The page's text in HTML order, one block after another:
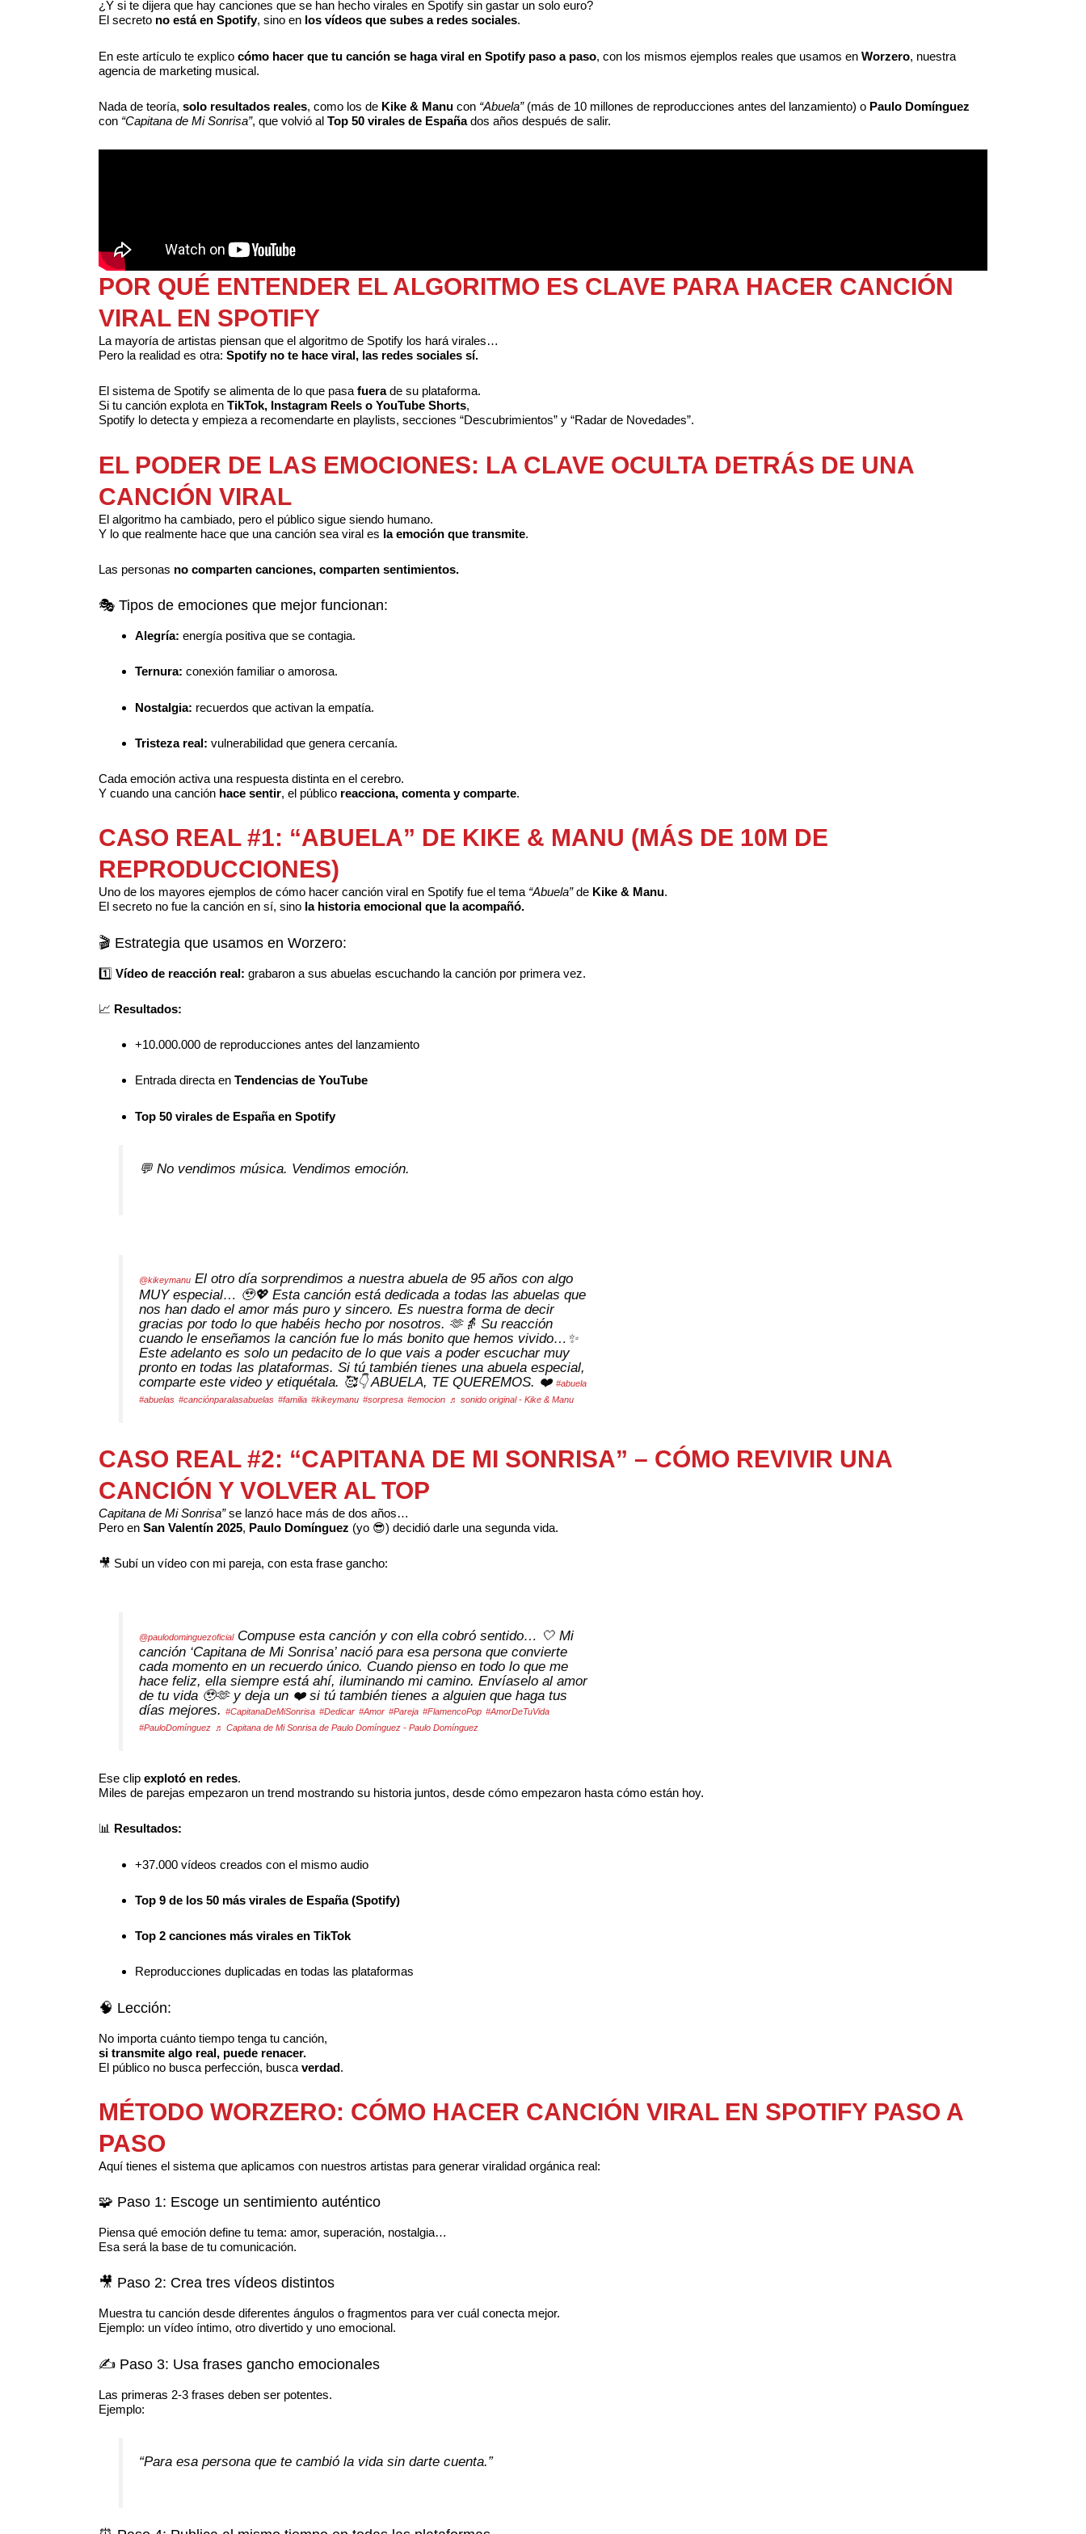
¿Y si te dijera que hay canciones que se han hecho virales en Spotify sin gastar un solo euro?
El secreto no está en Spotify, sino en los vídeos que subes a redes sociales.
En este artículo te explico cómo hacer que tu canción se haga viral en Spotify paso a paso, con los mismos ejemplos reales que usamos en Worzero, nuestra
agencia de marketing musical.
Nada de teoría, solo resultados reales, como los de Kike & Manu con “Abuela”(más de 10 millones de reproducciones antes del lanzamiento) o Paulo Domínguez
con “Capitana de Mi Sonrisa”, que volvió al Top 50 virales de Españados años después de salir.
POR QUÉ ENTENDER EL ALGORITMO ES CLAVE PARA HACER CANCIÓN
VIRAL EN SPOTIFY
La mayoría de artistas piensan que el algoritmo de Spotify los hará virales…
Pero la realidad es otra: Spotify no te hace viral, las redes sociales sí.
El sistema de Spotify se alimenta de lo que pasafuerade su plataforma.
Si tu canción explota en TikTok, Instagram Reels o YouTube Shorts,
Spotify lo detecta y empieza a recomendarte en playlists, secciones “Descubrimientos” y “Radar de Novedades”.
EL PODER DE LAS EMOCIONES: LA CLAVE OCULTA DETRÁS DE UNA
CANCIÓN VIRAL
El algoritmo ha cambiado, pero el público sigue siendo humano.
Y lo que realmente hace que una canción sea viral es la emoción que transmite.
Las personas no comparten canciones, comparten sentimientos.
🎭 Tipos de emociones que mejor funcionan:
Alegría: energía positiva que se contagia.
Ternura: conexión familiar o amorosa.
Nostalgia: recuerdos que activan la empatía.
Tristeza real: vulnerabilidad que genera cercanía.
Cada emoción activa una respuesta distinta en el cerebro.
Y cuando una canción hace sentir, el público reacciona, comenta y comparte.
CASO REAL #1: “ABUELA” DE KIKE & MANU (MÁS DE 10M DE
REPRODUCCIONES)
Uno de los mayores ejemplos de cómo hacer canción viral en Spotify fue el tema “Abuela”de Kike & Manu.
El secreto no fue la canción en sí, sino la historia emocional que la acompañó.
🎬 Estrategia que usamos en Worzero:
1️⃣ Vídeo de reacción real: grabaron a sus abuelas escuchando la canción por primera vez.
📈 Resultados:
+10.000.000 de reproducciones antes del lanzamiento
Entrada directa en Tendencias de YouTube
Top 50 virales de España en Spotify
💬 No vendimos música. Vendimos emoción.
@kikeymanuEl otro día sorprendimos a nuestra abuela de 95 años con algo
MUY especial… 🥹💖 Esta canción está dedicada a todas las abuelas que
nos han dado el amor más puro y sincero. Es nuestra forma de decir
gracias por todo lo que habéis hecho por nosotros. 🫶👵 Su reacción
cuando le enseñamos la canción fue lo más bonito que hemos vivido…✨
Este adelanto es solo un pedacito de lo que vais a poder escuchar muy
pronto en todas las plataformas. Si tú también tienes una abuela especial,
comparte este video y etiquétala. 🥰👇 ABUELA, TE QUEREMOS. ❤️ #abuela
#abuelas #canciónparalasabuelas #familia #kikeymanu #sorpresa #emocion ♬ sonido original - Kike & Manu
CASO REAL #2: “CAPITANA DE MI SONRISA” – CÓMO REVIVIR UNA
CANCIÓN Y VOLVER AL TOP
Capitana de Mi Sonrisa”se lanzó hace más de dos años…
Pero en San Valentín 2025, Paulo Domínguez (yo 😎) decidió darle una segunda vida.
🎥 Subí un vídeo con mi pareja, con esta frase gancho:
@paulodominguezoficialCompuse esta canción y con ella cobró sentido… 🤍 Mi
canción ‘Capitana de Mi Sonrisa’ nació para esa persona que convierte
cada momento en un recuerdo único. Cuando pienso en todo lo que me
hace feliz, ella siempre está ahí, iluminando mi camino. Envíaselo al amor
de tu vida 🥹🫶 y deja un ❤️ si tú también tienes a alguien que haga tus
días mejores. #CapitanaDeMiSonrisa #Dedicar #Amor #Pareja #FlamencoPop #AmorDeTuVida
#PauloDomínguez
♬ Capitana de Mi Sonrisa de Paulo Domínguez - Paulo Domínguez
Ese clip explotó en redes.
Miles de parejas empezaron un trend mostrando su historia juntos, desde cómo empezaron hasta cómo están hoy.
📊 Resultados:
+37.000 vídeos creados con el mismo audio
Top 9 de los 50 más virales de España (Spotify)
Top 2 canciones más virales en TikTok
Reproducciones duplicadas en todas las plataformas
🧠 Lección:
No importa cuánto tiempo tenga tu canción,
si transmite algo real, puede renacer.
El público no busca perfección, busca verdad.
MÉTODO WORZERO: CÓMO HACER CANCIÓN VIRAL EN SPOTIFY PASO A
PASO
Aquí tienes el sistema que aplicamos con nuestros artistas para generar viralidad orgánica real:
🧩 Paso 1: Escoge un sentimiento auténtico
Piensa qué emoción define tu tema: amor, superación, nostalgia…
Esa será la base de tu comunicación.
🎥 Paso 2: Crea tres vídeos distintos
Muestra tu canción desde diferentes ángulos o fragmentos para ver cuál conecta mejor.
Ejemplo: un vídeo íntimo, otro divertido y uno emocional.
✍️ Paso 3: Usa frases gancho emocionales
Las primeras 2-3 frases deben ser potentes.
Ejemplo:
“Para esa persona que te cambió la vida sin darte cuenta.”